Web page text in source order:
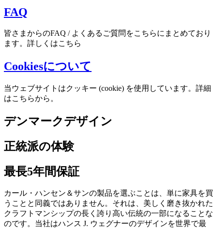
FAQ
皆さまからのFAQ / よくあるご質問をこちらにまとめており
ます。詳しくはこちら
Cookiesについて
当ウェブサイトはクッキー (cookie) を使用しています。詳細
はこちらから。
デンマークデザイン
正統派の体験
最長5年間保証
カール・ハンセン＆サンの製品を選ぶことは、単に家具を買
うことと同義ではありません。それは、美しく磨き抜かれた
クラフトマンシップの長く誇り高い伝統の一部になることな
のです。当社はハンス J. ウェグナーのデザインを世界で最